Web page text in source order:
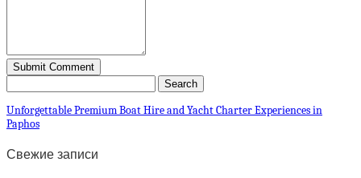
Unforgettable Premium Boat Hire and Yacht Charter Experiences in
Paphos
Свежие записи